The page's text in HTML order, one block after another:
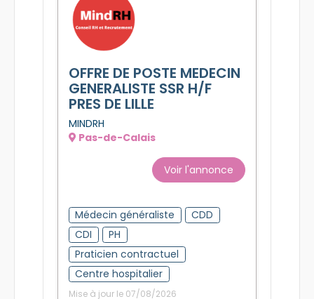
OFFRE DE POSTE MEDECIN
GENERALISTE SSR H/F
PRES DE LILLE
MINDRH
Pas-de-Calais
Voir l'annonce
Médecin généraliste
CDD
CDI
PH
Praticien contractuel
Centre hospitalier
Mise à jour le 07/08/2026